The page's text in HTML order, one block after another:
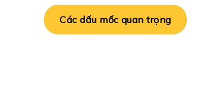
Các dấu mốc quan trọng